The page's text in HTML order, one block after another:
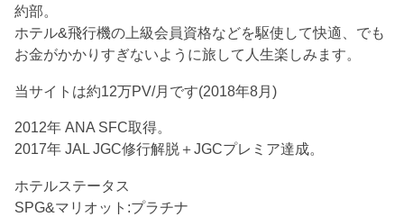
約部。
ホテル&飛行機の上級会員資格などを駆使して快適、でも
お金がかかりすぎないように旅して人生楽しみます。
当サイトは約12万PV/月です(2018年8月)
2012年 ANA SFC取得。
2017年 JAL JGC修行解脱＋JGCプレミア達成。
ホテルステータス
SPG&マリオット:プラチナ